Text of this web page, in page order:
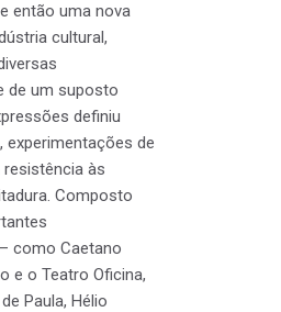
então uma nova
cultural,
de um suposto
definiu
de
resistência às
Composto
como Caetano
e o Teatro Oficina,
Paula, Hélio